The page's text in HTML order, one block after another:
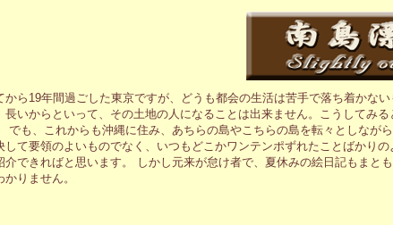
から19年間過ごした東京ですが、どうも都会の生活は苦手で落ち着かな
長いからといって、その土地の人になることは出来ません。こうしてみ
でも、これからも沖縄に住み、あちらの島やこちらの島を転々としな
して要領のよいものでなく、いつもどこかワンテンポずれたことばかり
介できればと思います。 しかし元来が怠け者で、夏休みの絵日記もま
かりません。